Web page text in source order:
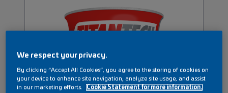
We respect your privacy.
By clicking “Accept All Cookies”, you agree to the storing of cookies on
your device to enhance site navigation, analyze site usage, and assist
in our marketing efforts.
Cookie Statement for more information.